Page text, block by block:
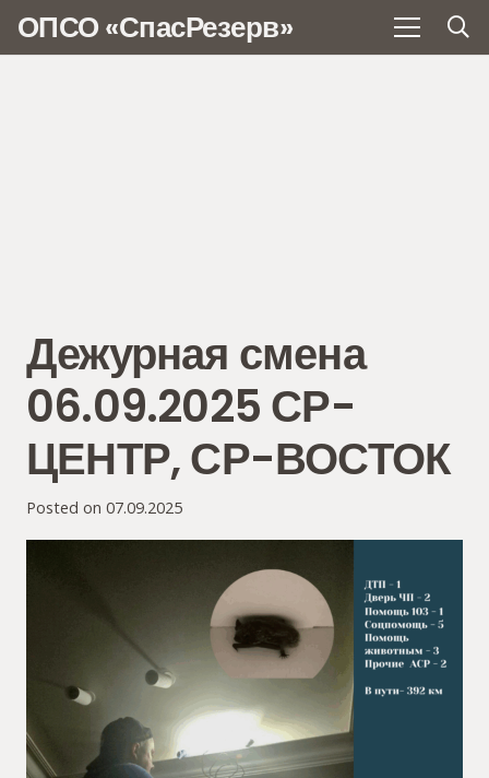
ОПСО «СпасРезерв»
Дежурная смена
06.09.2025 СР-
ЦЕНТР, СР-ВОСТОК
Posted on 07.09.2025